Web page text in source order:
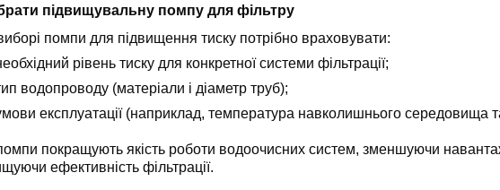
підвищувальну помпу для фільтру
помпи для підвищення тиску потрібно враховувати:
рівень тиску для конкретної системи фільтрації;
водопроводу (матеріали і діаметр труб);
експлуатації (наприклад, температура навколишнього середовища
покращують якість роботи водоочисних систем, зменшуючи
ефективність фільтрації.